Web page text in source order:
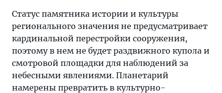
Статус памятника истории и культуры
регионального значения не предусматривает
кардинальной перестройки сооружения,
поэтому в нем не будет раздвижного купола и
смотровой площадки для наблюдений за
небесными явлениями. Планетарий
намерены превратить в культурно-